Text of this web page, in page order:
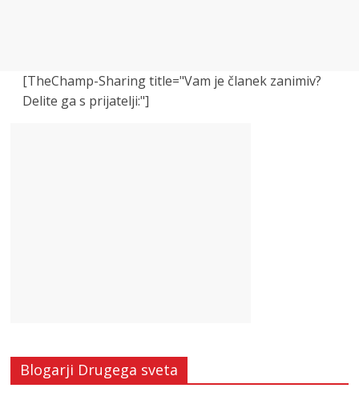
[TheChamp-Sharing title="Vam je članek zanimiv?
Delite ga s prijatelji:"]
Blogarji Drugega sveta